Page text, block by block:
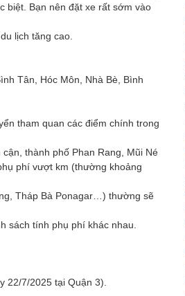
biệt. Bạn nên đặt xe rất sớm vào
lịch tăng cao.
Tân, Hóc Môn, Nhà Bè, Bình
tham quan các điểm chính trong
thành phố Phan Rang, Mũi Né
phí vượt km (thường khoảng
Tháp Bà Ponagar…) thường sẽ
sách tính phụ phí khác nhau.
22/7/2025 tại Quận 3).